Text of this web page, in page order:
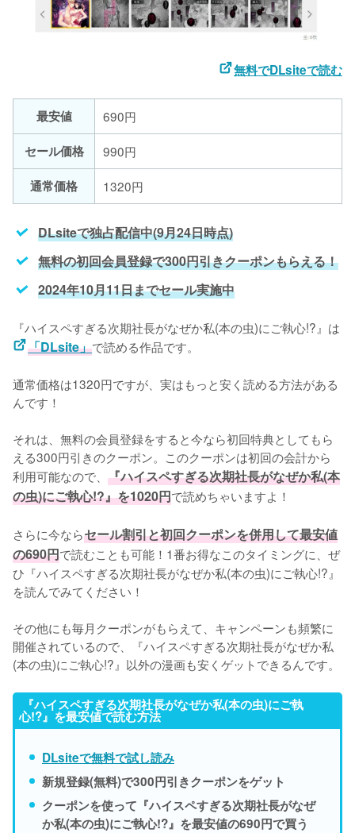
無料でDLsiteで読む
最安値
690円
セール価格
990円
通常価格
1320円
DLsiteで独占配信中(9月24日時点)
無料の初回会員登録で300円引きクーポンもらえる！
2024年10月11日までセール実施中
『ハイスペすぎる次期社長がなぜか私(本の虫)にご執心!?』は
「DLsite」で読める作品です。
通常価格は1320円ですが、実はもっと安く読める方法がある
んです！
それは、無料の会員登録をすると今なら初回特典としてもら
える300円引きのクーポン。このクーポンは初回の会計から
利用可能なので、 『ハイスペすぎる次期社長がなぜか私(本
の虫)にご執心!?』を1020円で読めちゃいますよ！
さらに今ならセール割引と初回クーポンを併用して最安値
の690円で読むことも可能！1番お得なこのタイミングに、ぜ
ひ『ハイスペすぎる次期社長がなぜか私(本の虫)にご執心!?』
を読んでみてください！
その他にも毎月クーポンがもらえて、キャンペーンも頻繁に
開催されているので、『ハイスペすぎる次期社長がなぜか私
(本の虫)にご執心!?』以外の漫画も安くゲットできるんです。
『ハイスペすぎる次期社長がなぜか私(本の虫)にご執
心!?』を最安値で読む方法
DLsiteで無料で試し読み
新規登録(無料)で300円引きクーポンをゲット
クーポンを使って『ハイスペすぎる次期社長がなぜ
か私(本の虫)にご執心!?』を最安値の690円で買う